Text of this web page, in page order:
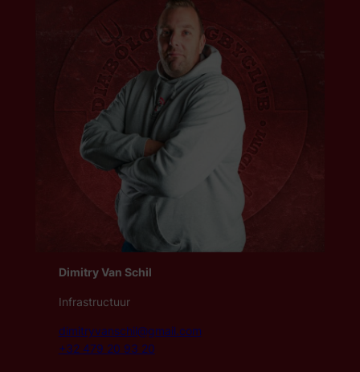
Dimitry Van Schil
Infrastructuur
dimitryvanschil@gmail.com
+32 479 20 93 20